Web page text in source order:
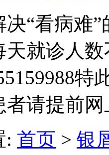
决“看病难
天就诊人
特
者请提前
: 首页 > 银